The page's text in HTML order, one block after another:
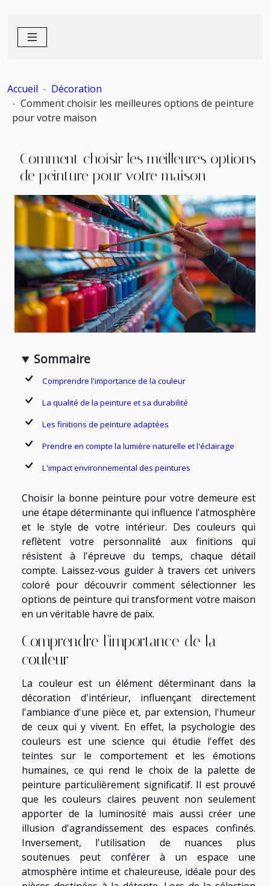
Accueil
Décoration
Comment choisir les meilleures options de peinture
pour votre maison
Comment choisir les meilleures options
de peinture pour votre maison
Sommaire
Comprendre l'importance de la couleur
La qualité de la peinture et sa durabilité
Les finitions de peinture adaptées
Prendre en compte la lumière naturelle et l'éclairage
L'impact environnemental des peintures
Choisir la bonne peinture pour votre demeure est
une étape déterminante qui influence l'atmosphère
et le style de votre intérieur. Des couleurs qui
reflètent votre personnalité aux finitions qui
résistent à l'épreuve du temps, chaque détail
compte. Laissez-vous guider à travers cet univers
coloré pour découvrir comment sélectionner les
options de peinture qui transforment votre maison
en un véritable havre de paix.
Comprendre l'importance de la
couleur
La couleur est un élément déterminant dans la
décoration d'intérieur, influençant directement
l'ambiance d'une pièce et, par extension, l'humeur
de ceux qui y vivent. En effet, la psychologie des
couleurs est une science qui étudie l'effet des
teintes sur le comportement et les émotions
humaines, ce qui rend le choix de la palette de
peinture particulièrement significatif. Il est prouvé
que les couleurs claires peuvent non seulement
apporter de la luminosité mais aussi créer une
illusion d'agrandissement des espaces confinés.
Inversement, l'utilisation de nuances plus
soutenues peut conférer à un espace une
atmosphère intime et chaleureuse, idéale pour des